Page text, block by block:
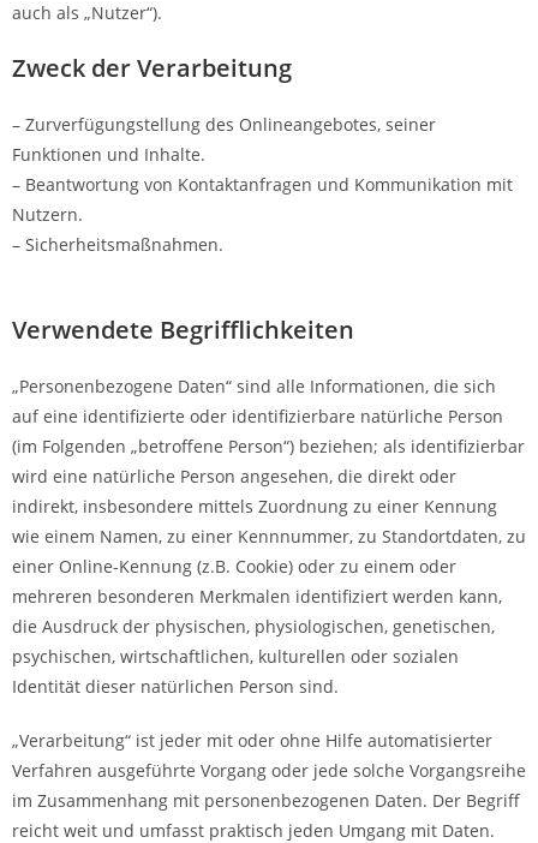
auch als „Nutzer“).
Zweck der Verarbeitung
– Zurverfügungstellung des Onlineangebotes, seiner
Funktionen und Inhalte.
– Beantwortung von Kontaktanfragen und Kommunikation mit
Nutzern.
– Sicherheitsmaßnahmen.
Verwendete Begrifflichkeiten
„Personenbezogene Daten“ sind alle Informationen, die sich
auf eine identifizierte oder identifizierbare natürliche Person
(im Folgenden „betroffene Person“) beziehen; als identifizierbar
wird eine natürliche Person angesehen, die direkt oder
indirekt, insbesondere mittels Zuordnung zu einer Kennung
wie einem Namen, zu einer Kennnummer, zu Standortdaten, zu
einer Online-Kennung (z.B. Cookie) oder zu einem oder
mehreren besonderen Merkmalen identifiziert werden kann,
die Ausdruck der physischen, physiologischen, genetischen,
psychischen, wirtschaftlichen, kulturellen oder sozialen
Identität dieser natürlichen Person sind.
„Verarbeitung“ ist jeder mit oder ohne Hilfe automatisierter
Verfahren ausgeführte Vorgang oder jede solche Vorgangsreihe
im Zusammenhang mit personenbezogenen Daten. Der Begriff
reicht weit und umfasst praktisch jeden Umgang mit Daten.